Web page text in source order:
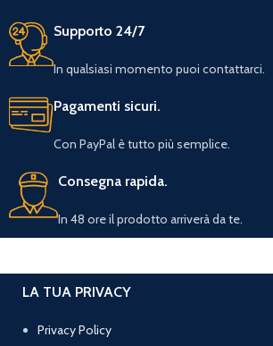
Supporto 24/7
In qualsiasi momento puoi contattarci.
Pagamenti sicuri.
Con PayPal è tutto più semplice.
Consegna rapida.
In 48 ore il prodotto arriverà da te.
LA TUA PRIVACY
Privacy Policy